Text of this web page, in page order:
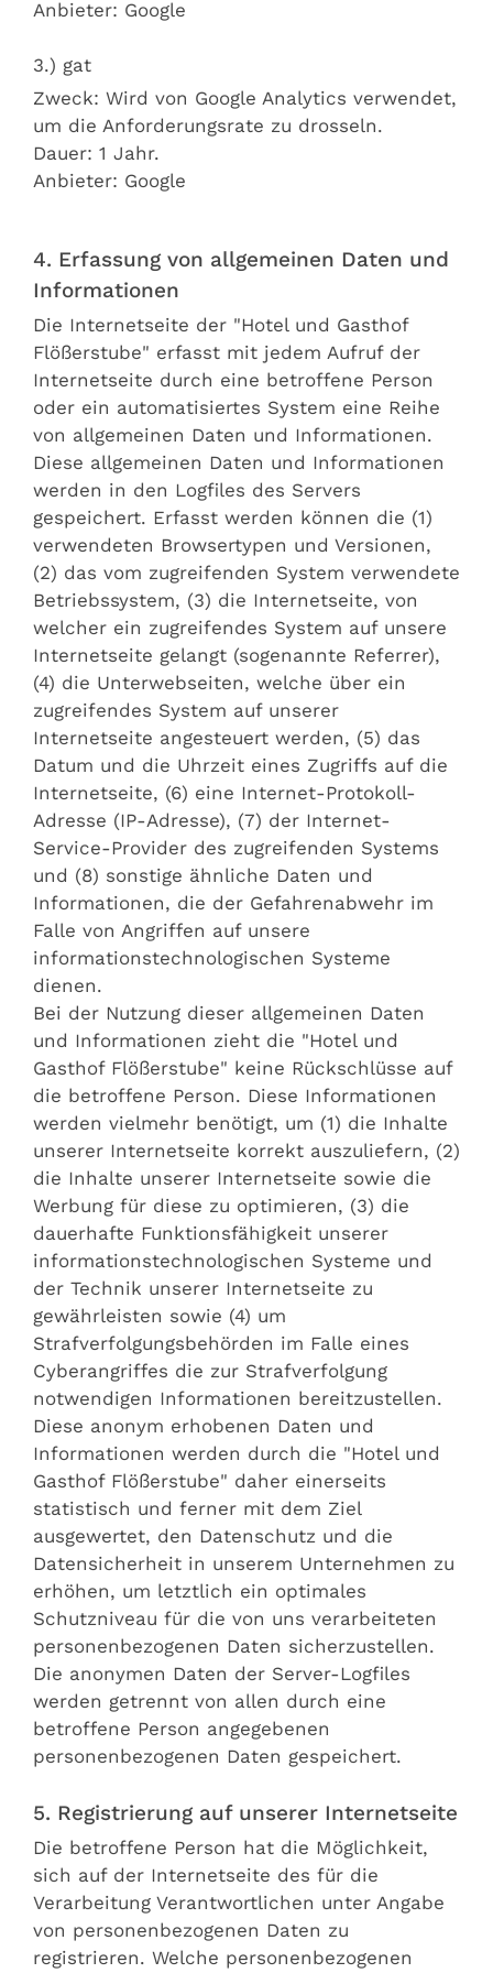
Anbieter: Google
3.) gat
Zweck: Wird von Google Analytics verwendet,
um die Anforderungsrate zu drosseln.
Dauer: 1 Jahr.
Anbieter: Google
4. Erfassung von allgemeinen Daten und
Informationen
Die Internetseite der "Hotel und Gasthof
Flößerstube" erfasst mit jedem Aufruf der
Internetseite durch eine betroffene Person
oder ein automatisiertes System eine Reihe
von allgemeinen Daten und Informationen.
Diese allgemeinen Daten und Informationen
werden in den Logfiles des Servers
gespeichert. Erfasst werden können die (1)
verwendeten Browsertypen und Versionen,
(2) das vom zugreifenden System verwendete
Betriebssystem, (3) die Internetseite, von
welcher ein zugreifendes System auf unsere
Internetseite gelangt (sogenannte Referrer),
(4) die Unterwebseiten, welche über ein
zugreifendes System auf unserer
Internetseite angesteuert werden, (5) das
Datum und die Uhrzeit eines Zugriffs auf die
Internetseite, (6) eine Internet-Protokoll-
Adresse (IP-Adresse), (7) der Internet-
Service-Provider des zugreifenden Systems
und (8) sonstige ähnliche Daten und
Informationen, die der Gefahrenabwehr im
Falle von Angriffen auf unsere
informationstechnologischen Systeme
dienen.
Bei der Nutzung dieser allgemeinen Daten
und Informationen zieht die "Hotel und
Gasthof Flößerstube" keine Rückschlüsse auf
die betroffene Person. Diese Informationen
werden vielmehr benötigt, um (1) die Inhalte
unserer Internetseite korrekt auszuliefern, (2)
die Inhalte unserer Internetseite sowie die
Werbung für diese zu optimieren, (3) die
dauerhafte Funktionsfähigkeit unserer
informationstechnologischen Systeme und
der Technik unserer Internetseite zu
gewährleisten sowie (4) um
Strafverfolgungsbehörden im Falle eines
Cyberangriffes die zur Strafverfolgung
notwendigen Informationen bereitzustellen.
Diese anonym erhobenen Daten und
Informationen werden durch die "Hotel und
Gasthof Flößerstube" daher einerseits
statistisch und ferner mit dem Ziel
ausgewertet, den Datenschutz und die
Datensicherheit in unserem Unternehmen zu
erhöhen, um letztlich ein optimales
Schutzniveau für die von uns verarbeiteten
personenbezogenen Daten sicherzustellen.
Die anonymen Daten der Server-Logfiles
werden getrennt von allen durch eine
betroffene Person angegebenen
personenbezogenen Daten gespeichert.
5. Registrierung auf unserer Internetseite
Die betroffene Person hat die Möglichkeit,
sich auf der Internetseite des für die
Verarbeitung Verantwortlichen unter Angabe
von personenbezogenen Daten zu
registrieren. Welche personenbezogenen